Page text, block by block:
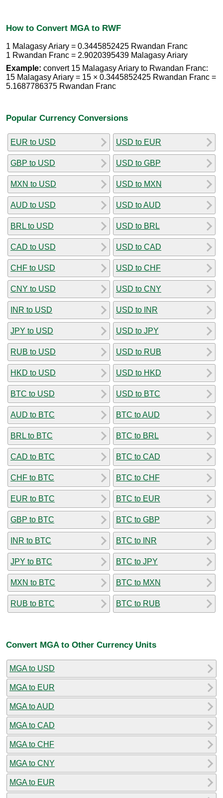
How to Convert MGA to RWF
1 Malagasy Ariary = 0.3445852425 Rwandan Franc
1 Rwandan Franc = 2.9020395439 Malagasy Ariary
Example: convert 15 Malagasy Ariary to Rwandan Franc:
15 Malagasy Ariary = 15 × 0.3445852425 Rwandan Franc =
5.1687786375 Rwandan Franc
Popular Currency Conversions
EUR to USD
GBP to USD
MXN to USD
AUD to USD
BRL to USD
CAD to USD
CHF to USD
CNY to USD
INR to USD
JPY to USD
RUB to USD
HKD to USD
BTC to USD
AUD to BTC
BRL to BTC
CAD to BTC
CHF to BTC
EUR to BTC
GBP to BTC
INR to BTC
JPY to BTC
MXN to BTC
RUB to BTC
USD to EUR
USD to GBP
USD to MXN
USD to AUD
USD to BRL
USD to CAD
USD to CHF
USD to CNY
USD to INR
USD to JPY
USD to RUB
USD to HKD
USD to BTC
BTC to AUD
BTC to BRL
BTC to CAD
BTC to CHF
BTC to EUR
BTC to GBP
BTC to INR
BTC to JPY
BTC to MXN
BTC to RUB
Convert MGA to Other Currency Units
MGA to USD
MGA to EUR
MGA to AUD
MGA to CAD
MGA to CHF
MGA to CNY
MGA to EUR